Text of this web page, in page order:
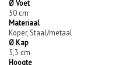
Ø Voet
50 cm
Materiaal
Koper, Staal/metaal
Ø Kap
5,3 cm
Hoogte